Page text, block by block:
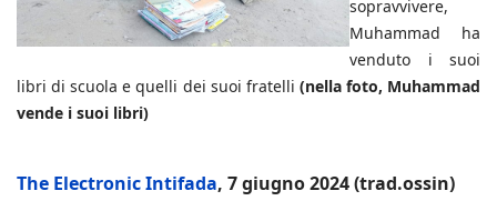
sopravvivere,
Muhammad ha
venduto i suoi
libri di scuola e quelli dei suoi fratelli (nella foto, Muhammad
vende i suoi libri)
The Electronic Intifada, 7 giugno 2024 (trad.ossin)